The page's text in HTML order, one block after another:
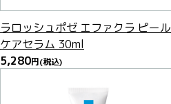
ラロッシュポゼ エファクラ ピール
ケアセラム 30ml
5,280円(税込)